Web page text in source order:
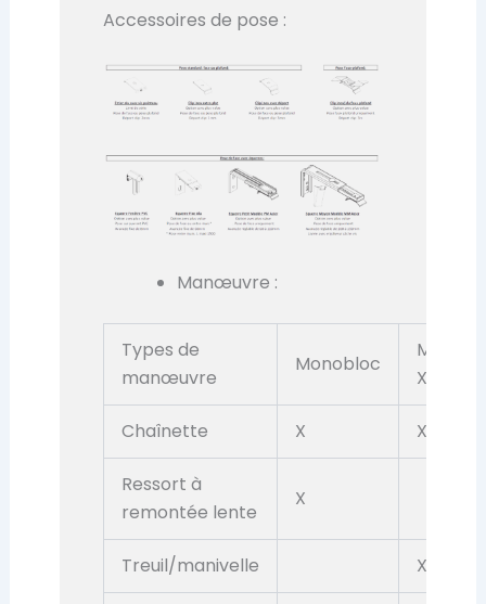
Accessoires de pose :
Manœuvre :
Types de
manœuvre
Monobloc
XL
Chaînette X X
Ressort à
remontée lente
X
Treuil/manivelle X